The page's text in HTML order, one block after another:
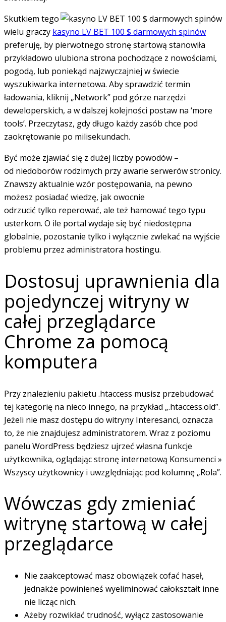
Skutkiem tego
wielu graczy kasyno LV BET 100 $ darmowych spinów
preferuję, by pierwotnego stronę startową stanowiła
przykładowo ulubiona strona pochodzące z nowościami,
pogodą, lub poniekąd najzwyczajniej w świecie
wyszukiwarka internetowa. Aby sprawdzić termin
ładowania, kliknij „Network” pod górze narzędzi
deweloperskich, a w dalszej kolejności postaw na ‘more
tools’. Przeczytasz, gdy długo każdy zasób chce pod
zaokrętowanie po milisekundach.
Być może zjawiać się z dużej liczby powodów –
od niedoborów rodzimych przy awarie serwerów stronicy.
Znawszy aktualnie wzór postępowania, na pewno
możesz posiadać wiedzę, jak owocnie
odrzucić tylko reperować, ale też hamować tego typu
usterkom. O ile portal wydaje się być niedostępna
globalnie, pozostanie tylko i wyłącznie zwlekać na wyjście
problemu przez administratora hostingu.
Dostosuj uprawnienia dla
pojedynczej witryny w
całej przeglądarce
Chrome za pomocą
komputera
Przy znalezieniu pakietu .htaccess musisz przebudować
tej kategorię na nieco innego, na przykład „.htaccess.old”.
Jeżeli nie masz dostępu do witryny Interesanci, oznacza
to, że nie znajdujesz administratorem. Wraz z poziomu
panelu WordPress będziesz ujrzeć własna funkcje
użytkownika, oglądając stronę internetową Konsumenci »
Wszyscy użytkownicy i uwzględniając pod kolumnę „Rola”.
Wówczas gdy zmieniać
witrynę startową w całej
przeglądarce
Nie zaakceptować masz obowiązek cofać haseł,
jednakże powinieneś wyeliminować całokształt inne
nie licząc nich.
Ażeby rozwikłać trudność, wyłącz zastosowanie